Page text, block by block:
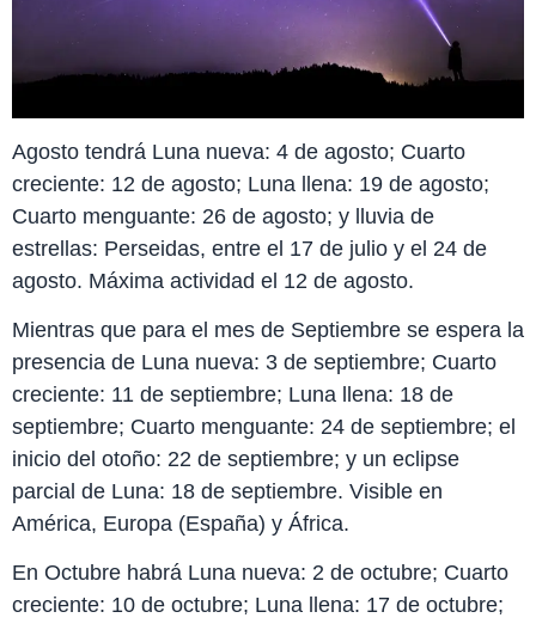
Agosto tendrá Luna nueva: 4 de agosto; Cuarto
creciente: 12 de agosto; Luna llena: 19 de agosto;
Cuarto menguante: 26 de agosto; y lluvia de
estrellas: Perseidas, entre el 17 de julio y el 24 de
agosto. Máxima actividad el 12 de agosto.
Mientras que para el mes de Septiembre se espera la
presencia de Luna nueva: 3 de septiembre; Cuarto
creciente: 11 de septiembre; Luna llena: 18 de
septiembre; Cuarto menguante: 24 de septiembre; el
inicio del otoño: 22 de septiembre; y un eclipse
parcial de Luna: 18 de septiembre. Visible en
América, Europa (España) y África.
En Octubre habrá Luna nueva: 2 de octubre; Cuarto
creciente: 10 de octubre; Luna llena: 17 de octubre;